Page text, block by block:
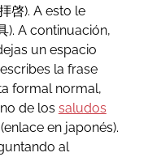
啓). A esto le
). A continuación,
un espacio
la frase
formal normal,
de los saludos
en japonés).
al